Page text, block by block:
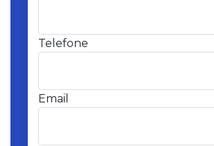
Telefone
Email